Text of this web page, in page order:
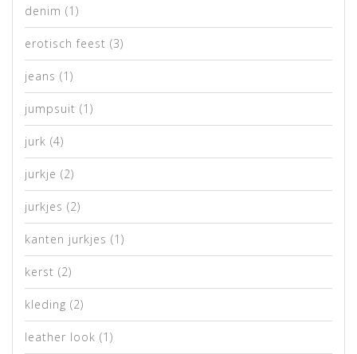
denim (1)
erotisch feest (3)
jeans (1)
jumpsuit (1)
jurk (4)
jurkje (2)
jurkjes (2)
kanten jurkjes (1)
kerst (2)
kleding (2)
leather look (1)